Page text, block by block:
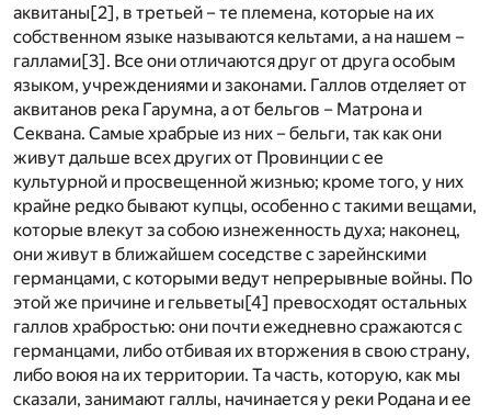
аквитаны[2], в третьей – те племена, которые на их
собственном языке называются кельтами, а на нашем –
галлами[3]. Все они отличаются друг от друга особым
языком, учреждениями и законами. Галлов отделяет от
аквитанов река Гарумна, а от бельгов – Матрона и
Секвана. Самые храбрые из них – бельги, так как они
живут дальше всех других от Провинции с ее
культурной и просвещенной жизнью; кроме того, у них
крайне редко бывают купцы, особенно с такими вещами,
которые влекут за собою изнеженность духа; наконец,
они живут в ближайшем соседстве с зарейнскими
германцами, с которыми ведут непрерывные войны. По
этой же причине и гельветы[4] превосходят остальных
галлов храбростью: они почти ежедневно сражаются с
германцами, либо отбивая их вторжения в свою страну,
либо воюя на их территории. Та часть, которую, как мы
сказали, занимают галлы, начинается у реки Родана и ее